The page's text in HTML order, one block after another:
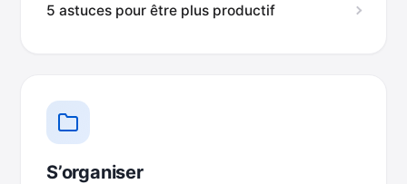
5 astuces pour être plus productif
S’organiser